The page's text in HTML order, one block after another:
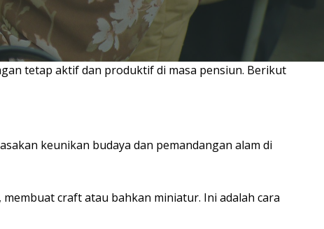
tetap aktif dan produktif di masa pensiun. Berikut
keunikan budaya dan pemandangan alam di
craft atau bahkan miniatur. Ini adalah cara